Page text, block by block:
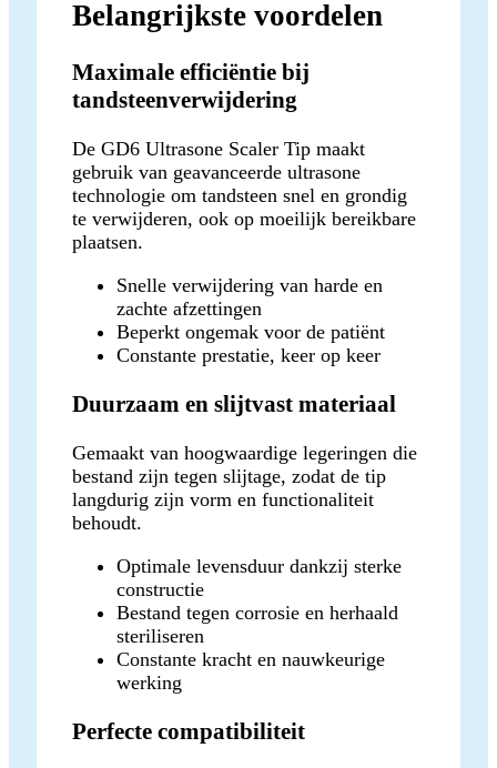
Belangrijkste voordelen
Maximale efficiëntie bij
tandsteenverwijdering
De GD6 Ultrasone Scaler Tip maakt
gebruik van geavanceerde ultrasone
technologie om tandsteen snel en grondig
te verwijderen, ook op moeilijk bereikbare
plaatsen.
Snelle verwijdering van harde en
zachte afzettingen
Beperkt ongemak voor de patiënt
Constante prestatie, keer op keer
Duurzaam en slijtvast materiaal
Gemaakt van hoogwaardige legeringen die
bestand zijn tegen slijtage, zodat de tip
langdurig zijn vorm en functionaliteit
behoudt.
Optimale levensduur dankzij sterke
constructie
Bestand tegen corrosie en herhaald
steriliseren
Constante kracht en nauwkeurige
werking
Perfecte compatibiliteit